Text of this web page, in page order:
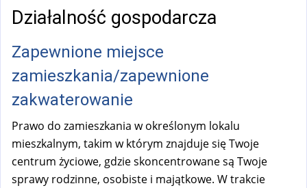
Działalność gospodarcza
Zapewnione miejsce
zamieszkania/zapewnione
zakwaterowanie
Prawo do zamieszkania w określonym lokalu
mieszkalnym, takim w którym znajduje się Twoje
centrum życiowe, gdzie skoncentrowane są Twoje
sprawy rodzinne, osobiste i majątkowe. W trakcie